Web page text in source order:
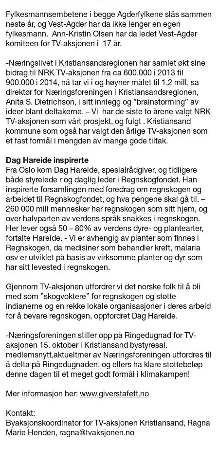
Fylkesmannsembetene i begge Agderfylkene slås sammen
neste år, og Vest-Agder har da ikke lenger en egen
fylkesmann. Ann-Kristin Olsen har da ledet Vest-Agder
komiteen for TV-aksjonen i 17 år.
-Næringslivet i Kristiansandsregionen har samlet økt sine
bidrag til NRK TV-aksjonen fra ca 600.000 i 2013 til
900.000 i 2014, nå tar vi i og høyner målet til 1,2 mill, sa
direktør for Næringsforeningen i Kristiansandsregionen,
Anita S. Dietrichson, i sitt innlegg og ”brainstorming” av
ideer blant deltakerne. – Vi har de siste to årene valgt NRK
TV-aksjonen som vårt prosjekt, og fulgt . Kristiansand
kommune som også har valgt den årlige TV-aksjonen som
et fast formål i mengden av mange gode tiltak.
Dag Hareide inspirerte
Fra Oslo kom Dag Hareide, spesialrådgiver, og tidligere
både styrelede r og daglig leder i Regnskogfondet. Han
inspirerte forsamlingen med foredrag om regnskogen og
arbeidet til Regnskogfondet, og hva pengene skal gå til. –
260 000 mill mennesker har regnskogen som sitt hjem, og
over halvparten av verdens språk snakkes i regnskogen.
Her lever også 50 – 80% av verdens dyre- og plantearter,
fortalte Hareide. - Vi er avhengig av planter som finnes i
Regnskogen, da medisiner som behandler kreft, malaria
osv er utviklet på basis av virksomme planter og dyr som
har sitt levested i regnskogen.
Gjennom TV-aksjonen utfordrer vi det norske folk til å bli
med som ”skogvoktere” for regnskogen og støtte
indianerne og en rekke lokale organisasjoner i deres arbeid
for å bevare regnskogen, oppfordret Dag Hareide.
-Næringsforeningen stiller opp på Ringedugnad for TV-
aksjonen 15. oktober i Kristiansand bystyresal.
medlemsnytt,aktueltmer av Næringsforeningen utfordres til
å delta på Ringedugnaden, og ellers ha klare støttebeløp
denne dagen til et meget godt formål i klimakampen!
Mer informasjon her: www.giverstafett.no
Kontakt:
Byaksjonskoordinator for TV-aksjonen Kristiansand, Ragna
Marie Henden, ragna@tvaksjonen.no